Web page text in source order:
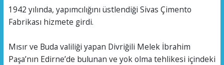
1942 yılında, yapımcılığını üstlendiği Sivas Çimento
Fabrikası hizmete girdi.
Mısır ve Buda valiliği yapan Divriğili Melek İbrahim
Paşa’nın Edirne’de bulunan ve yok olma tehlikesi içindeki